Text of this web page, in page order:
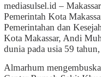
mediasulsel.id –
Pemerintah Kota
Pemerintahan dan
Kota Makassar, Andi
dunia pada usia 59
Almarhum